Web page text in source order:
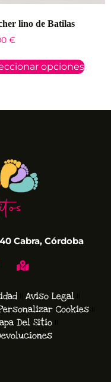
lino de Batilas
€
opciones
Cabra, Córdoba
Aviso Legal
Cookies
Del Sitio